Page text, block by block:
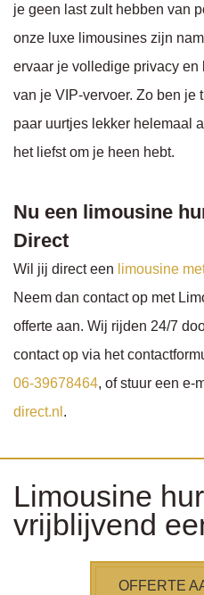
je geen last zult hebben van
onze luxe limousines zijn
ervaar je volledige privacy
van je VIP-vervoer. Zo ben je
paar uurtjes lekker helemaal
het liefst om je heen hebt.
Nu een limousine
Direct
Wil jij direct een limousine
Neem dan contact op met
offerte aan. Wij rijden 24/7
contact op via het
06-39678464, of stuur een e-
direct.nl .
Limousine
vrijblijvend
OFFERTE